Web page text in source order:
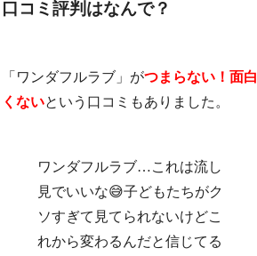
口コミ評判はなんで？
「ワンダフルラブ」がつまらない！面白
くないという口コミもありました。
ワンダフルラブ…これは流し
見でいいな😅子どもたちがク
ソすぎて見てられないけどこ
れから変わるんだと信じてる